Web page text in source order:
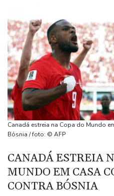
Fifa contra-ataca e denuncia
seu presidente'
Turistas da Colômbia morrem
de Janeiro
Atentados marcam primeiro
Swiatek vence Kostyuk de
WTA 1000 de Toronto
Turistas da Colômbia morrem
(imprensa)
Espanha inicia controle na
Após renovar com Real
capitão na vitória sobre o
Simeone reafirma que decisão
Canadá estreia na Copa do Mundo
Bósnia / foto: © AFP
CANADÁ ESTREIA
MUNDO EM CASA
CONTRA BÓSNIA